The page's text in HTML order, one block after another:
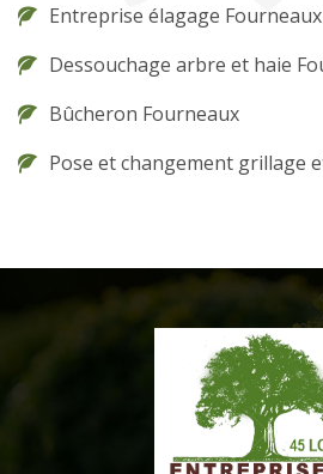
Entreprise élagage Fourneaux
Dessouchage arbre et haie
Bûcheron Fourneaux
Pose et changement grillage